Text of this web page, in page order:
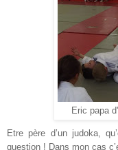
Eric papa
Etre père d’un judoka,
question ! Dans mon cas